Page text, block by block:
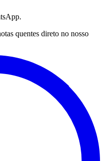
quentes direto no nosso